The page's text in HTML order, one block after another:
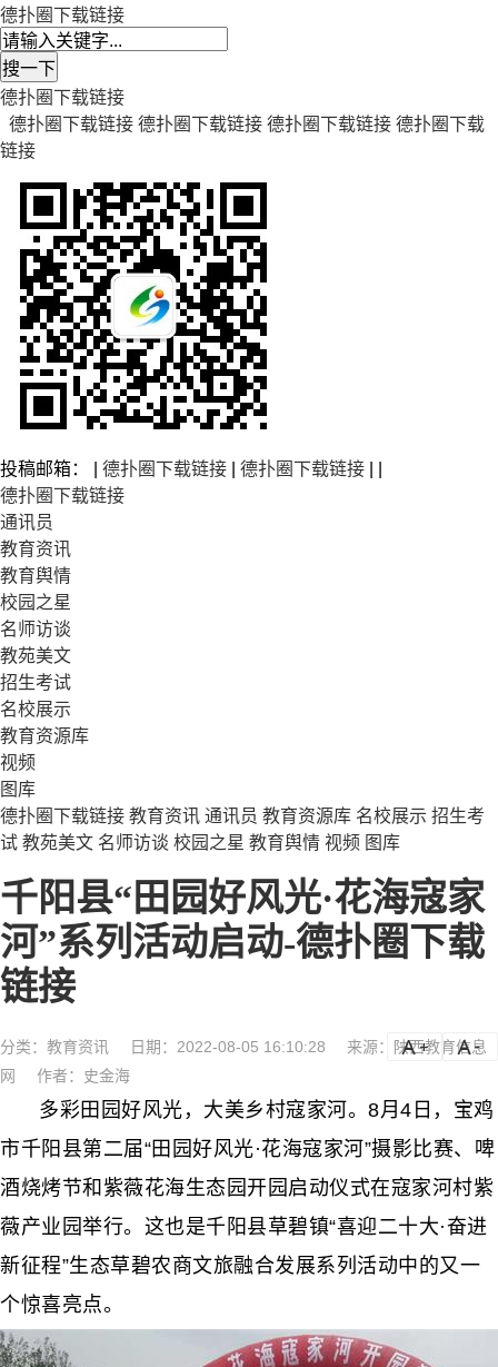
德扑圈下载链接
德扑圈下载链接
德扑圈下载链接 德扑圈下载链接 德扑圈下载链接 德扑圈下载
链接
投稿邮箱： | 德扑圈下载链接 德扑圈下载链接
德扑圈下载链接
通讯员
教育资讯
教育舆情
校园之星
名师访谈
教苑美文
招生考试
名校展示
教育资源库
视频
图库
德扑圈下载链接 教育资讯 通讯员 教育资源库 名校展示 招生考
试 教苑美文 名师访谈 校园之星 教育舆情 视频 图库
千阳县“田园好风光·花海寇家
河”系列活动启动-德扑圈下载
链接
分类： 教育资讯 日期：2022-08-05 16:10:28
来源：陕西教育信息
网
作者：史金海
a a-
多彩田园好风光，大美乡村寇家河。8月4日，宝鸡
市千阳县第二届“田园好风光·花海寇家河”摄影比赛、啤
酒烧烤节和紫薇花海生态园开园启动仪式在寇家河村紫
薇产业园举行。这也是千阳县草碧镇“喜迎二十大·奋进
新征程”生态草碧农商文旅融合发展系列活动中的又一
个惊喜亮点。